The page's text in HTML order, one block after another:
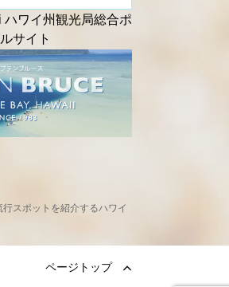
スポットを紹介するハワイ
ページトップ